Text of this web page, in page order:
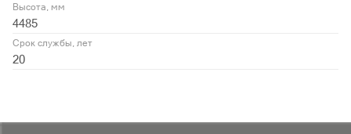
Высота, мм
4485
Срок службы, лет
20